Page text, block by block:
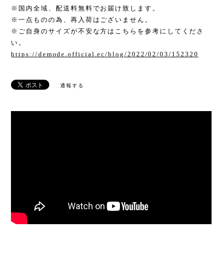
※国内全域、配送料無料でお届け致します。
※一点ものの為、再入荷はございません。
※ご自身のサイズが不安な方はこちらを参考にしてくださ
い。
https://demode.official.ec/blog/2022/02/03/152320
通報する